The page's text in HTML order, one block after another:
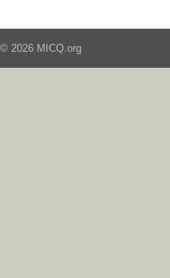
© 2026 MICQ.org